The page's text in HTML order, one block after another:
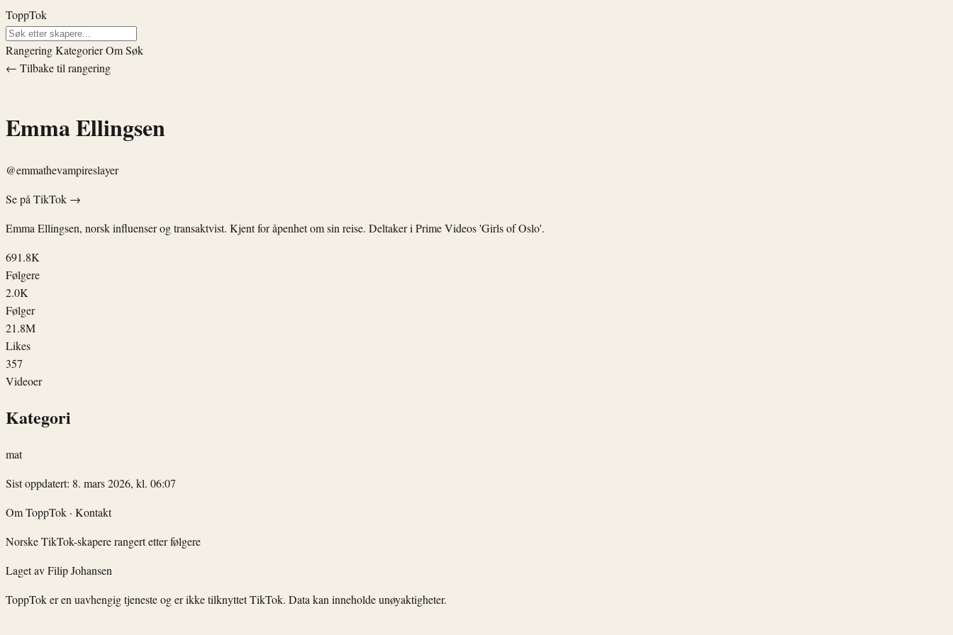
ToppTok
RangeringKategorierOmSøk
← Tilbake til rangering
Emma Ellingsen
@emmathevampireslayer
Se på TikTok →
Emma Ellingsen, norsk influenser og transaktvist. Kjent for åpenhet om sin reise. Deltaker i Prime Videos 'Girls of Oslo'.
691.8K
Følgere
2.0K
Følger
21.8M
Likes
357
Videoer
Kategori
mat
Sist oppdatert: 8. mars 2026, kl. 06:07
Om ToppTok · Kontakt
Norske TikTok-skapere rangert etter følgere
Laget avFilip Johansen
ToppTok er en uavhengig tjeneste og er ikke tilknyttet TikTok. Data kan inneholde unøyaktigheter.